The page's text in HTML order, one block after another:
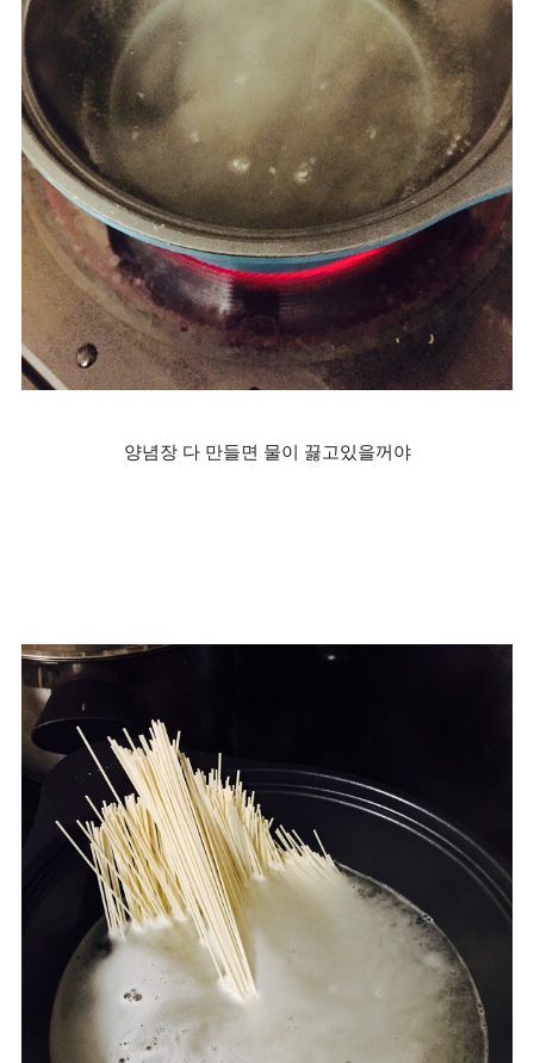
양념장 다 만들면 물이 끓고있을꺼야